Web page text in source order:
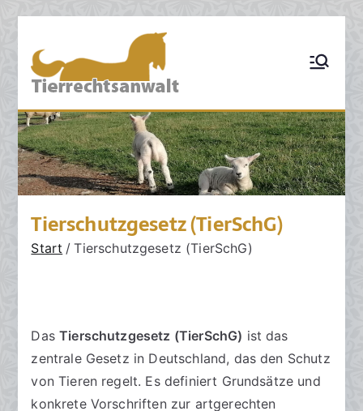
Inhalt
springen
TIERRECHT
SANWALT:
Kanzlei für
Tierrecht
Tierhalterrecht,
Tierarztrecht,
Tierschutzrecht,
Grosstierrecht,
Hunderecht,
Nutztierrecht,
Tierzuchtrecht,
Ankaufsuntersuchun
g, Sachverständige,
Schadensrecht,
Versicherungsrecht
Tierschutzgesetz (TierSchG)
Start Tierschutzgesetz (TierSchG)
DasTierschutzgesetz (TierSchG) ist das
zentrale Gesetz in Deutschland, das den Schutz
von Tieren regelt. Es definiert Grundsätze und
konkrete Vorschriften zur artgerechten